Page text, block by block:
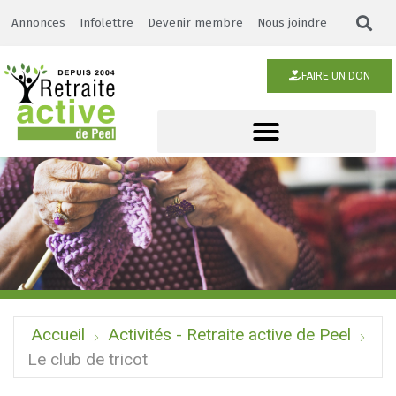
Annonces Infolettre Devenir membre Nous joindre
FAIRE UN DON
Accueil
Activités - Retraite active de Peel
Le club de tricot